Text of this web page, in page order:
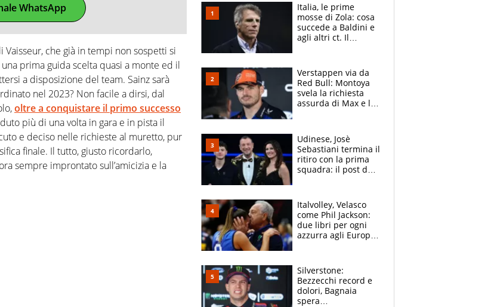
WhatsApp
che già in tempi non sospetti si
prima guida scelta quasi a monte ed il
a disposizione del team. Sainz sarà
nel 2023? Non facile a dirsi, dal
oltre a conquistare il primo successo
più di una volta in gara e in pista il
e deciso nelle richieste al muretto, pur
finale. Il tutto, giusto ricordarlo,
sempre improntato sull’amicizia e la
Italia, le prime
mosse di Zola: cosa
succede a Baldini e
agli altri ct. Il
azzurri
Verstappen via da
Red Bull: Montoya
svela la richiesta
assurda di Max e lo
McLaren siano
meglio?”
Udinese, Josè
Sebastiani termina il
ritiro con la prima
squadra: il post del
sfondo
Italvolley, Velasco
come Phil Jackson:
due libri per ogni
azzurra agli Europei.
Silverstone:
Bezzecchi record e
dolori, Bagnaia
spera